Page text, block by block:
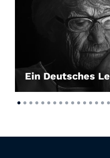
Ein Deutsches